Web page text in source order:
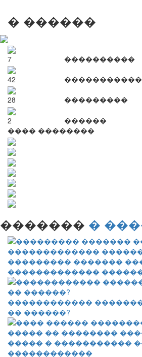
� ������
7 ����������
42
28 ���������
2
������
���� ��������
������� �
��������� �������
������������� ������
������������
�� ������?